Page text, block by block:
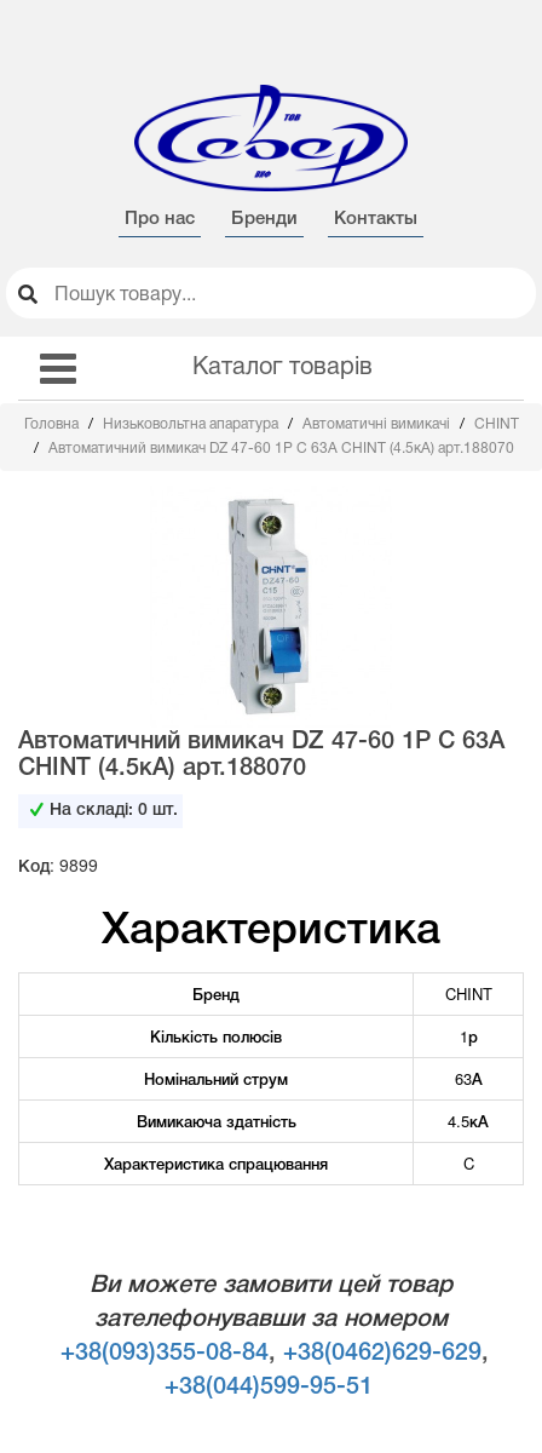
Про нас Бренди Контакты
Каталог товарів
Головна Низьковольтна апаратура Автоматичні вимикачі
CHINT
Автоматичний вимикач DZ 47-60 1Р С 63А CHINT (4.5кА) арт.188070
Автоматичний вимикач DZ 47-60 1Р С 63А
CHINT (4.5кА) арт.188070
На складі:0 шт.
Код: 9899
Характеристика
Бренд
CHINT
Кількість полюсів
1р
Номінальний струм
63А
Вимикаюча здатність
4.5кА
Характеристика спрацювання
C
Ви можете замовити цей товар
зателефонувавши за номером
+38(093)355-08-84, +38(0462)629-629,
+38(044)599-95-51